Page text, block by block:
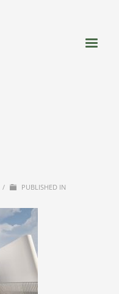
/ PUBLISHED IN